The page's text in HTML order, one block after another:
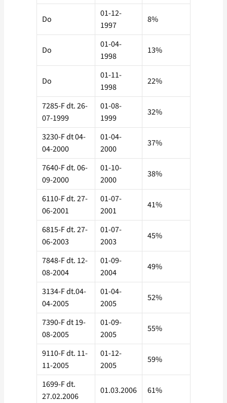
Do
01-12-
1997
8%
Do
01-04-
1998
13%
Do
01-11-
1998
22%
7285-F dt. 26-
07-1999
01-08-
1999
32%
3230-F dt 04-
04-2000
01-04-
2000
37%
7640-F dt. 06-
09-2000
01-10-
2000
38%
6110-F dt. 27-
06-2001
01-07-
2001
41%
6815-F dt. 27-
06-2003
01-07-
2003
45%
7848-F dt. 12-
08-2004
01-09-
2004
49%
3134-F dt.04-
04-2005
01-04-
2005
52%
7390-F dt 19-
08-2005
01-09-
2005
55%
9110-F dt. 11-
11-2005
01-12-
2005
59%
1699-F dt.
27.02.2006
01.03.2006 61%